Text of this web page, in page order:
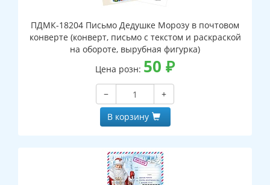
ПДМК-18204 Письмо Дедушке Морозу в почтовом
конверте (конверт, письмо с текстом и раскраской
на обороте, вырубная фигурка)
Цена розн: 50 ₽
−
+
В корзину